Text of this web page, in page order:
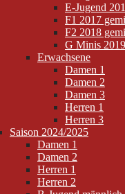
E-Jugend
F1 2017
F2 2018
G Minis
Erwachsene
Damen 1
Damen 2
Damen 3
Herren 1
Herren 3
Saison 2024/2025
Damen 1
Damen 2
Herren 1
Herren 2